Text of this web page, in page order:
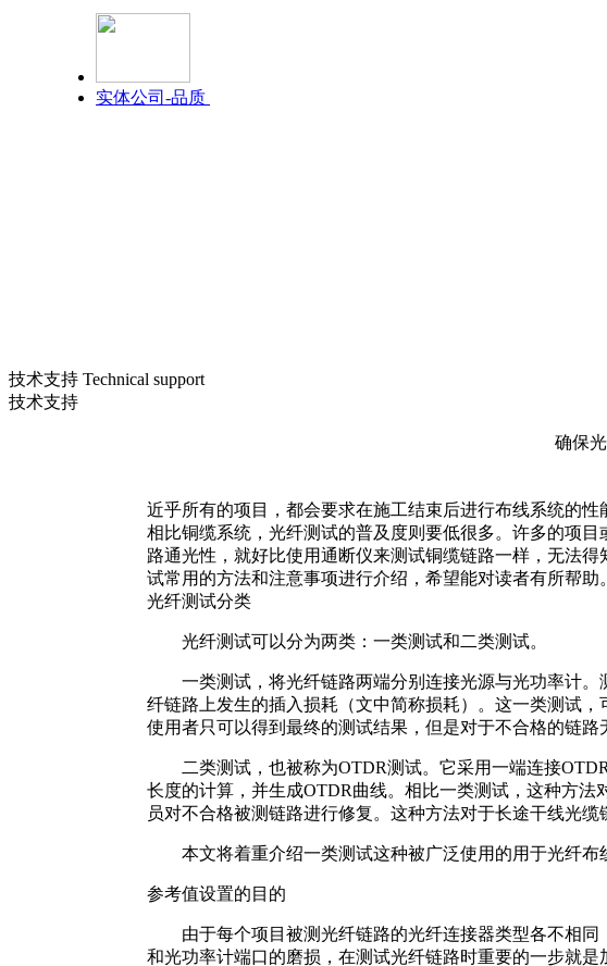
实体公司-品质
技术支持 Technical support
技术支持
确保
近乎所有的项目，都会要求在施工结束后进行布线系统的
相比铜缆系统，光纤测试的普及度则要低很多。许多的项
路通光性，就好比使用通断仪来测试铜缆链路一样，无法
试常用的方法和注意事项进行介绍，希望能对读者有所帮助。
光纤测试分类
光纤测试可以分为两类：一类测试和二类测试。
一类测试，将光纤链路两端分别连接光源与光功率计。
纤链路上发生的插入损耗（文中简称损耗）。这一类测试
使用者只可以得到最终的测试结果，但是对于不合格的链路
二类测试，也被称为OTDR测试。它采用一端连接OTDR
长度的计算，并生成OTDR曲线。相比一类测试，这种方
员对不合格被测链路进行修复。这种方法对于长途干线光缆
本文将着重介绍一类测试这种被广泛使用的用于光纤布
参考值设置的目的
由于每个项目被测光纤链路的光纤连接器类型各不相同
和光功率计端口的磨损，在测试光纤链路时重要的一步就